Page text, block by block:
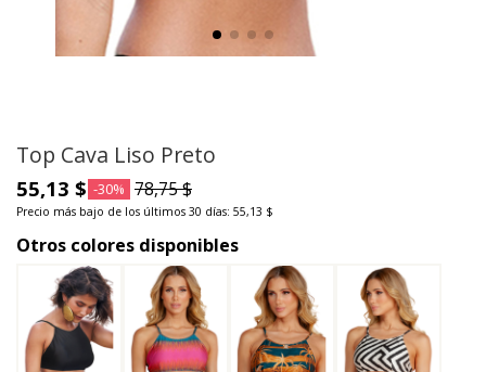
Top Cava Liso Preto
55,13 $ -30% 78,75 $
Precio más bajo de los últimos 30 días: 55,13 $
Otros colores disponibles